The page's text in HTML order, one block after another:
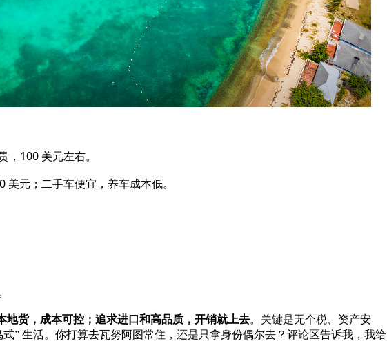
100 美元左右。
元；二手车便宜，养车成本低。
地货，成本可控；追求进口和高品质，开销就上去。关键是无个税、资产安
” 生活。你打算去瓦努阿图常住，还是只拿身份偶尔去？评论区告诉我，我给